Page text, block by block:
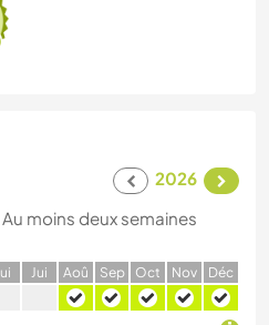
2026
Au moins deux semaines
ui Jui Aoû Sep Oct Nov Déc